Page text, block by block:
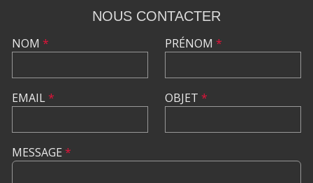
NOUS CONTACTER
NOM *
EMAIL*
PRÉNOM *
OBJET *
MESSAGE *